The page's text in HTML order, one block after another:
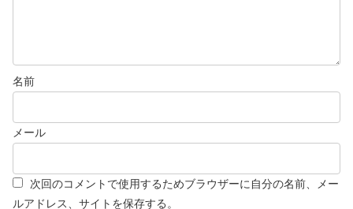
名前
メール
次回のコメントで使用するためブラウザーに自分の名前、メー
ルアドレス、サイトを保存する。